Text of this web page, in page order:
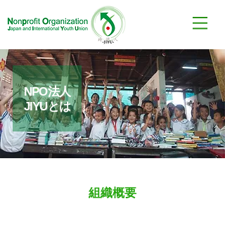
NPO法人
​JIYUとは
​組織概要